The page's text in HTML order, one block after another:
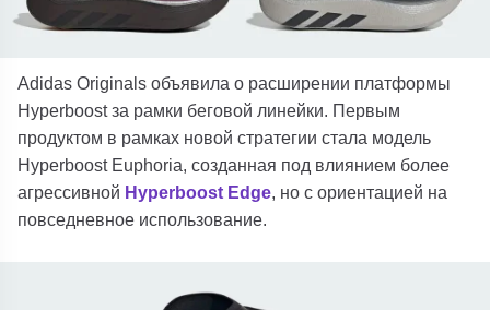
Adidas Originals объявила о расширении платформы
Hyperboost за рамки беговой линейки. Первым
продуктом в рамках новой стратегии стала модель
Hyperboost Euphoria, созданная под влиянием более
агрессивной Hyperboost Edge, но с ориентацией на
повседневное использование.